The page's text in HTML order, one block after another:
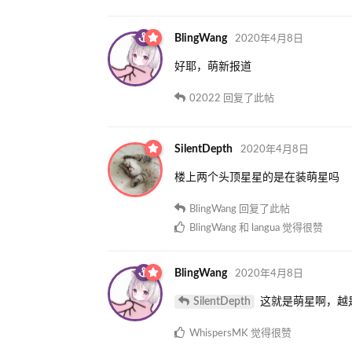
BlingWang 2020年4月8日
好耶，萌新报道
02022 回复了此帖
SilentDepth 2020年4月8日
楼上两个头顶星星的是在装萌星吗
BlingWang 回复了此帖
BlingWang 和 langua 觉得很赞
BlingWang 2020年4月8日
SilentDepth 这就是萌星啊，越
WhispersMK 觉得很赞